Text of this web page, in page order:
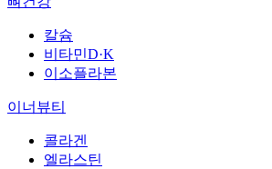
칼슘
비타민D·K
이소플라본
이너뷰티
콜라겐
엘라스틴